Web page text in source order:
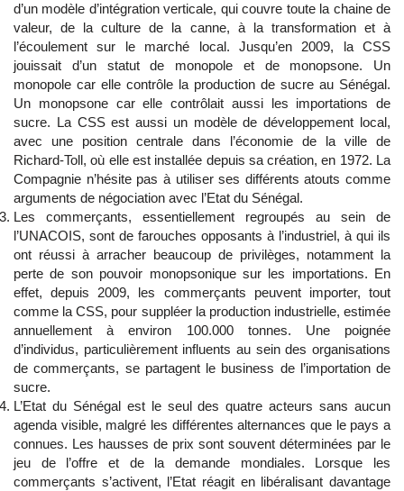
d’un modèle d’intégration verticale, qui couvre toute la chaine de
valeur, de la culture de la canne, à la transformation et à
l’écoulement sur le marché local. Jusqu’en 2009, la CSS
jouissait d’un statut de monopole et de monopsone. Un
monopole car elle contrôle la production de sucre au Sénégal.
Un monopsone car elle contrôlait aussi les importations de
sucre. La CSS est aussi un modèle de développement local,
avec une position centrale dans l’économie de la ville de
Richard-Toll, où elle est installée depuis sa création, en 1972. La
Compagnie n’hésite pas à utiliser ses différents atouts comme
arguments de négociation avec l’Etat du Sénégal.
Les commerçants, essentiellement regroupés au sein de
l’UNACOIS, sont de farouches opposants à l’industriel, à qui ils
ont réussi à arracher beaucoup de privilèges, notamment la
perte de son pouvoir monopsonique sur les importations. En
effet, depuis 2009, les commerçants peuvent importer, tout
comme la CSS, pour suppléer la production industrielle, estimée
annuellement à environ 100.000 tonnes. Une poignée
d’individus, particulièrement influents au sein des organisations
de commerçants, se partagent le business de l’importation de
sucre.
L’Etat du Sénégal est le seul des quatre acteurs sans aucun
agenda visible, malgré les différentes alternances que le pays a
connues. Les hausses de prix sont souvent déterminées par le
jeu de l’offre et de la demande mondiales. Lorsque les
commerçants s’activent, l’Etat réagit en libéralisant davantage